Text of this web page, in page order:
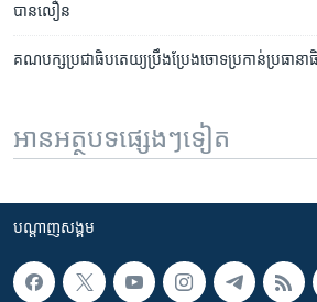
បាន​លឿន​
គណបក្ស​ប្រជា​ធិបតេយ្យ​ប្រឹង​ប្រែង​ចោទ​ប្រកាន់​ប្រធានា
អានអត្ថបទផ្សេងៗទៀត
បណ្តាញ​សង្គម